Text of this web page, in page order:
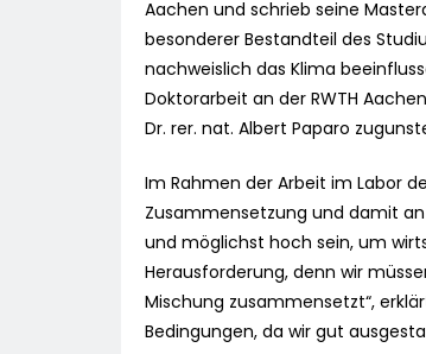
Aachen und schrieb seine
besonderer Bestandteil des
nachweislich das Klima
Doktorarbeit an der RWTH
Dr. rer. nat. Albert Paparo
Im Rahmen der Arbeit im Labor
Zusammensetzung und damit
und möglichst hoch sein, um
Herausforderung, denn wir
Mischung zusammensetzt“,
Bedingungen, da wir gut